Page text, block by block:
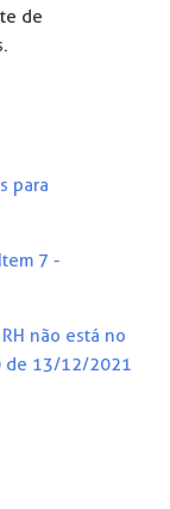
de
para
7 -
não está no
de 13/12/2021